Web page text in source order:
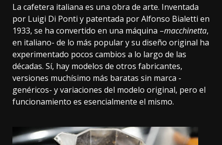
La cafetera italiana es una obra de arte. Inventada
por Luigi Di Ponti y patentada porAlfonso Bialetti en
1933, se ha convertido en una máquina –macchinetta,
en italiano- de lo más popular y su diseño original ha
experimentado pocos cambios a lo largo de las
décadas. Sí, hay modelos de otros fabricantes,
versiones muchísimo más baratas sin marca -
genéricos- y variaciones del modelo original, pero el
funcionamiento es esencialmente el mismo.